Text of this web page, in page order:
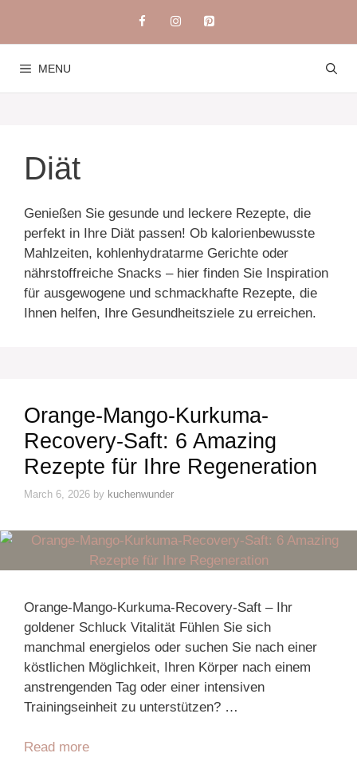
content
MENU
Diät
Genießen Sie gesunde und leckere Rezepte, die
perfekt in Ihre Diät passen! Ob kalorienbewusste
Mahlzeiten, kohlenhydratarme Gerichte oder
nährstoffreiche Snacks – hier finden Sie Inspiration
für ausgewogene und schmackhafte Rezepte, die
Ihnen helfen, Ihre Gesundheitsziele zu erreichen.
Orange-Mango-Kurkuma-
Recovery-Saft: 6 Amazing
Rezepte für Ihre Regeneration
March 6, 2026 by kuchenwunder
Orange-Mango-Kurkuma-Recovery-Saft – Ihr
goldener Schluck Vitalität Fühlen Sie sich
manchmal energielos oder suchen Sie nach einer
köstlichen Möglichkeit, Ihren Körper nach einem
anstrengenden Tag oder einer intensiven
Trainingseinheit zu unterstützen? …
Read more